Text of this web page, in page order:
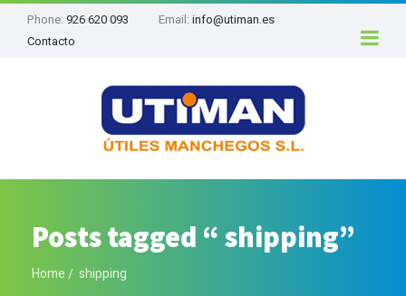
Phone: 926 620 093 Email: info@utiman.es
Contacto
Posts tagged “ shipping”
Home shipping